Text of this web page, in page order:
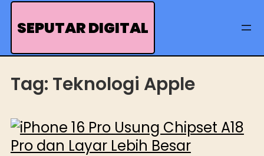
Skip
SEPUTAR DIGITAL
Tag: Teknologi Apple